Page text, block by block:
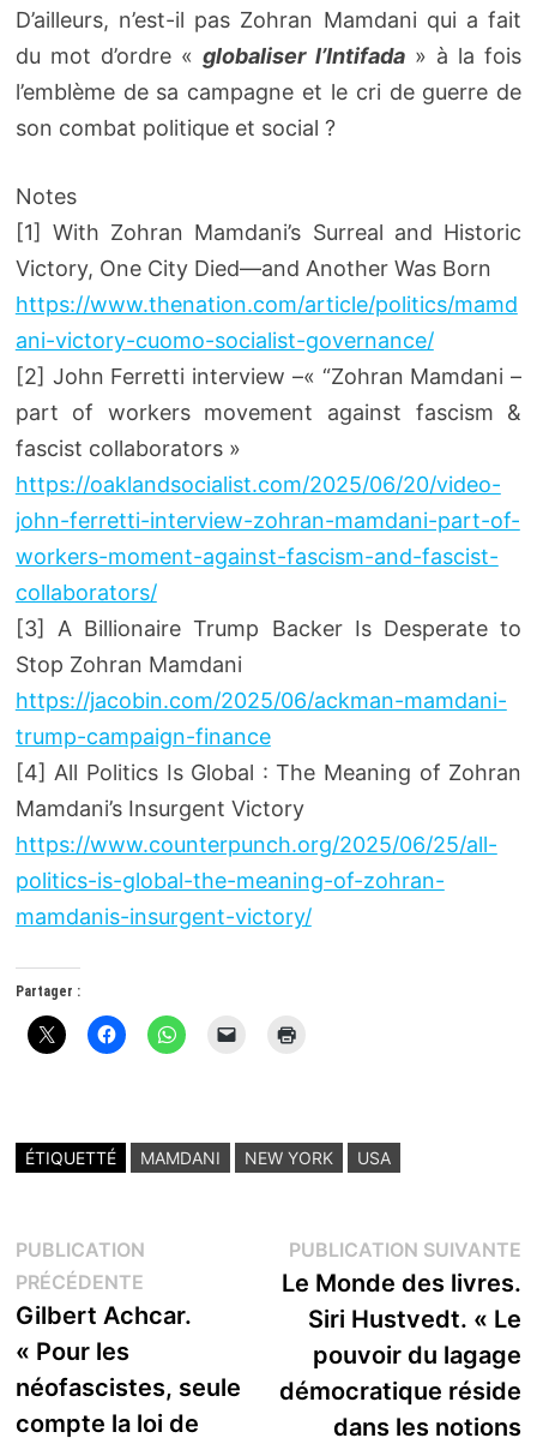
D’ailleurs, n’est-il pas Zohran Mamdani qui a fait
du mot d’ordre «globaliser l’Intifada» à la fois
l’emblème de sa campagne et le cri de guerre de
son combat politique et social ?
Notes
[1] With Zohran Mamdani’s Surreal and Historic
Victory, One City Died—and Another Was Born
https://www.thenation.com/article/politics/mamd
ani-victory-cuomo-socialist-governance/
[2] John Ferretti interview –« “Zohran Mamdani –
part of workers movement against fascism &
fascist collaborators »
https://oaklandsocialist.com/2025/06/20/video-
john-ferretti-interview-zohran-mamdani-part-of-
workers-moment-against-fascism-and-fascist-
collaborators/
[3] A Billionaire Trump Backer Is Desperate to
Stop Zohran Mamdani
https://jacobin.com/2025/06/ackman-mamdani-
trump-campaign-finance
[4] All Politics Is Global : The Meaning of Zohran
Mamdani’s Insurgent Victory
https://www.counterpunch.org/2025/06/25/all-
politics-is-global-the-meaning-of-zohran-
mamdanis-insurgent-victory/
Partager :
ÉTIQUETTÉ MAMDANI NEW YORK USA
Navigation
de
l’article
PUBLICATION
PRÉCÉDENTEPublication
précédente :
Gilbert Achcar.
« Pour les
néofascistes, seule
compte la loi de
PUBLICATION SUIVANTE
Le Monde des livres.
Siri Hustvedt. « Le
pouvoir du lagage
démocratique réside
dans les notions